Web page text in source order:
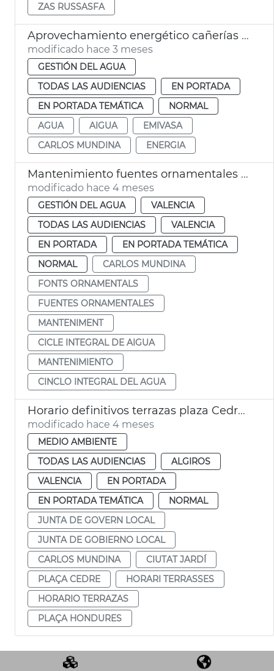
ZAS RUSSASFA
Aprovechamiento energético cañerías agua València
modificado hace 3 meses
GESTIÓN DEL AGUA
TODAS LAS AUDIENCIAS
EN PORTADA
EN PORTADA TEMÁTICA
NORMAL
AGUA
AIGUA
EMIVASA
CARLOS MUNDINA
ENERGIA
Mantenimiento fuentes ornamentales de València
modificado hace 4 meses
GESTIÓN DEL AGUA
VALENCIA
TODAS LAS AUDIENCIAS
VALENCIA
EN PORTADA
EN PORTADA TEMÁTICA
NORMAL
CARLOS MUNDINA
FONTS ORNAMENTALS
FUENTES ORNAMENTALES
MANTENIMENT
CICLE INTEGRAL DE AIGUA
MANTENIMIENTO
CINCLO INTEGRAL DEL AGUA
Horario definitivos terrazas plaza Cedre y plaza Hondures
modificado hace 4 meses
MEDIO AMBIENTE
TODAS LAS AUDIENCIAS
ALGIROS
VALENCIA
EN PORTADA
EN PORTADA TEMÁTICA
NORMAL
JUNTA DE GOVERN LOCAL
JUNTA DE GOBIERNO LOCAL
CARLOS MUNDINA
CIUTAT JARDÍ
PLAÇA CEDRE
HORARI TERRASSES
HORARIO TERRAZAS
PLAÇA HONDURES